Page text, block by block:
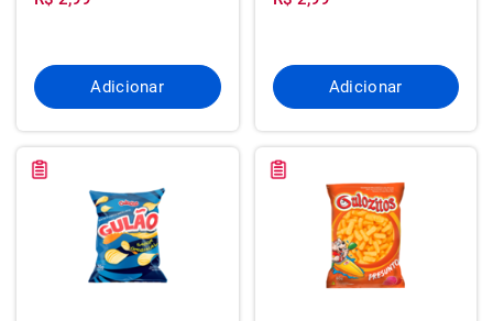
Adicionar Adicionar